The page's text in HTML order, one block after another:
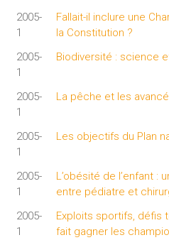
2005-
1
Fallait-il inclure une
la Constitution ?
2005-
1
Biodiversité : science
2005-
1
La pêche et les
2005-
1
Les objectifs du Plan
2005-
1
L’obésité de l’enfant :
entre pédiatre et
2005-
1
Exploits sportifs, défis
fait gagner les